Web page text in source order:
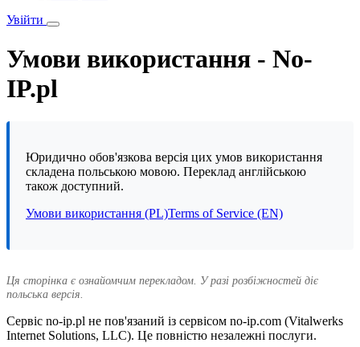
Увійти
Умови використання - No-
IP.pl
Юридично обов'язкова версія цих умов використання
складена польською мовою. Переклад англійською
також доступний.
Умови використання (PL)Terms of Service (EN)
Ця сторінка є ознайомчим перекладом. У разі розбіжностей діє
польська версія.
Сервіс no-ip.pl не пов'язаний із сервісом no-ip.com (Vitalwerks
Internet Solutions, LLC). Це повністю незалежні послуги.